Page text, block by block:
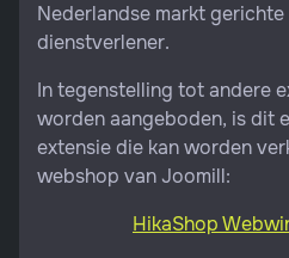
Nederlandse markt
dienstverlener.
In tegenstelling tot andere
worden aangeboden, is dit
extensie die kan worden
webshop van Joomill:
HikaShop